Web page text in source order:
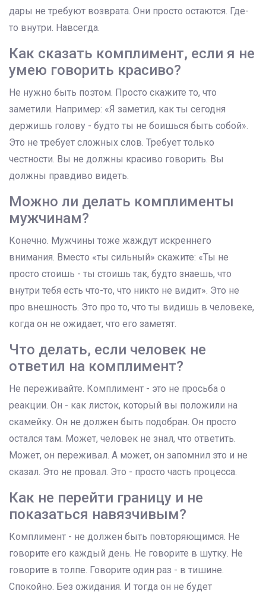
дары не требуют возврата. Они просто остаются. Где-
то внутри. Навсегда.
Как сказать комплимент, если я не
умею говорить красиво?
Не нужно быть поэтом. Просто скажите то, что
заметили. Например: «Я заметил, как ты сегодня
держишь голову - будто ты не боишься быть собой».
Это не требует сложных слов. Требует только
честности. Вы не должны красиво говорить. Вы
должны правдиво видеть.
Можно ли делать комплименты
мужчинам?
Конечно. Мужчины тоже жаждут искреннего
внимания. Вместо «ты сильный» скажите: «Ты не
просто стоишь - ты стоишь так, будто знаешь, что
внутри тебя есть что-то, что никто не видит». Это не
про внешность. Это про то, что ты видишь в человеке,
когда он не ожидает, что его заметят.
Что делать, если человек не
ответил на комплимент?
Не переживайте. Комплимент - это не просьба о
реакции. Он - как листок, который вы положили на
скамейку. Он не должен быть подобран. Он просто
остался там. Может, человек не знал, что ответить.
Может, он переживал. А может, он запомнил это и не
сказал. Это не провал. Это - просто часть процесса.
Как не перейти границу и не
показаться навязчивым?
Комплимент - не должен быть повторяющимся. Не
говорите его каждый день. Не говорите в шутку. Не
говорите в толпе. Говорите один раз - в тишине.
Спокойно. Без ожидания. И тогда он не будет